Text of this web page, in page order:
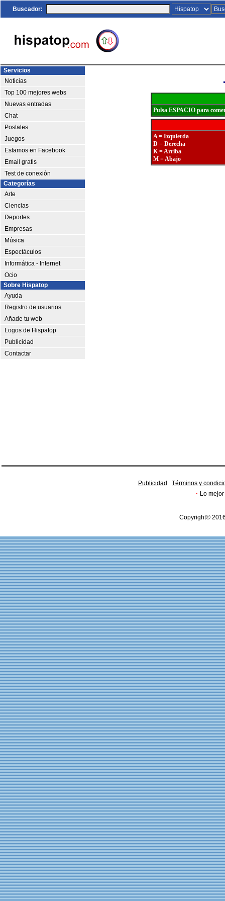
Buscador:
Servicios
Noticias
Top 100 mejores webs
Nuevas entradas
Chat
Postales
Juegos
Estamos en Facebook
Email gratis
Test de conexión
Categorías
Arte
Ciencias
Deportes
Empresas
Música
Espectáculos
Informática - Internet
Ocio
Sobre Hispatop
Ayuda
Registro de usuarios
Añade tu web
Logos de Hispatop
Publicidad
Contactar
Pulsa ESPACIO para
A = Izquierda
D = Derecha
K = Arriba
M = Abajo
Publicidad Términos y
· Lo
Copyright©